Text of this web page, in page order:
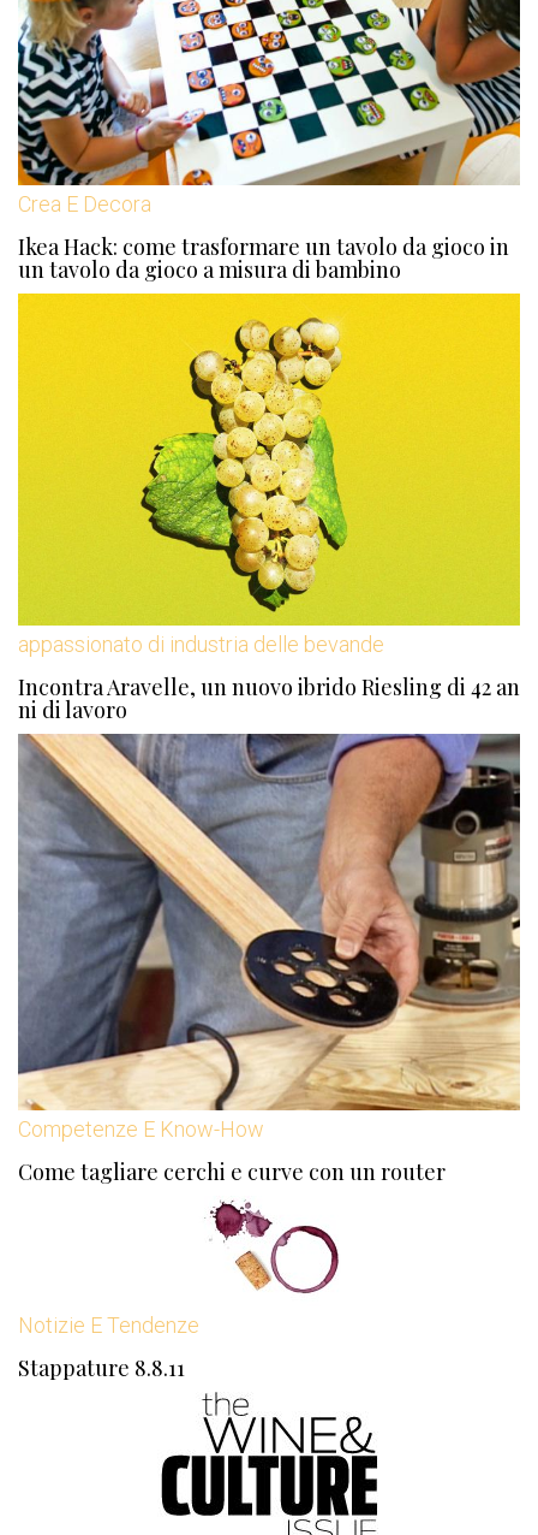
Crea E Decora
Ikea Hack: come trasformare un tavolo da gioco in
un tavolo da gioco a misura di bambino
appassionato di industria delle bevande
Incontra Aravelle, un nuovo ibrido Riesling di 42 an
ni di lavoro
Competenze E Know-How
Come tagliare cerchi e curve con un router
Notizie E Tendenze
Stappature 8.8.11